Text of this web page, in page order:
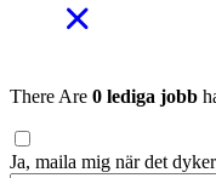
There Are 0 lediga jobb
Ja, maila mig när det